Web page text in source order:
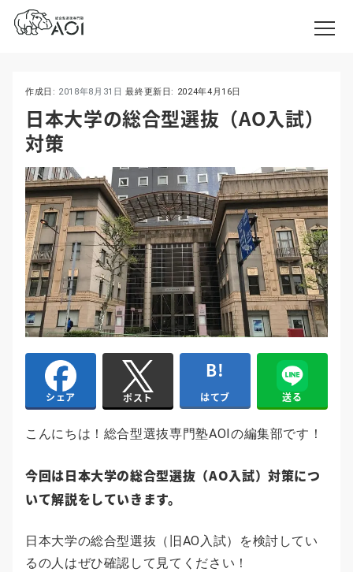
作成日: 2018年8月31日最終更新日: 2024年4月16日
日本大学の総合型選抜（AO入試）
対策
シェア ポスト はてブ 送る
こんにちは！総合型選抜専門塾AOIの編集部です！
今回は日本大学の総合型選抜（AO入試）対策につ
いて解説をしていきます。
日本大学の総合型選抜（旧AO入試）を検討してい
るの人はぜひ確認して見てください！